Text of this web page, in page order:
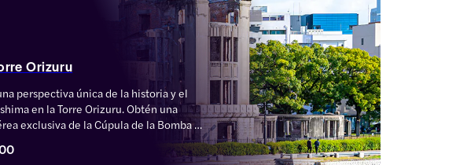
Orizuru
perspectiva única de la historia y el
en la Torre Orizuru. Obtén una
exclusiva de la Cúpula de la Bomba
el mirador al aire libre y sé testigo de la
ciudad y sus gentes en la zona